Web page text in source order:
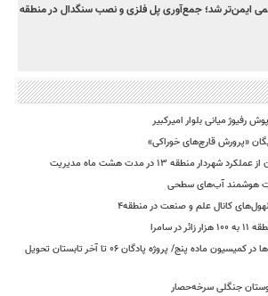
ایمن‌تر شد؛ جمع‌آوری پل فلزی و نصب سنگدال در منطقه
رفیوژ میانی بلوار امیرکبیر
«پرورش قارچ‌های خوراکی»
منطقه ۱۳ در مدت هشت ماه مدیریت
هوشمند آب‌های سطحی
کانال علم و صنعت در منطقه۴
سامرا
تصویب پارکینگ- پناهگاه‌ها در کمیسیون ماده پنج/ پروژه پادگان ۰۶ تا آخر تابستان تحویل